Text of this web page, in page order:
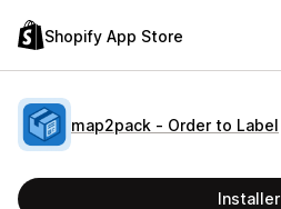
Shopify App Store
map2pack ‑ Order to Label
Installer